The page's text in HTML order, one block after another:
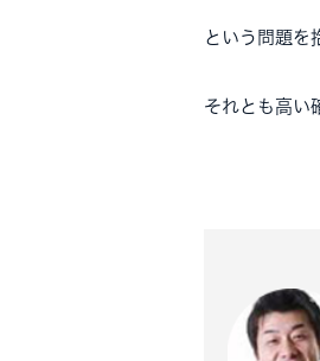
という問題を
それとも 高い